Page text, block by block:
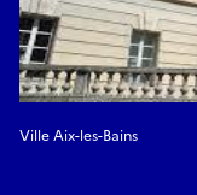
Ville Aix-les-Bains